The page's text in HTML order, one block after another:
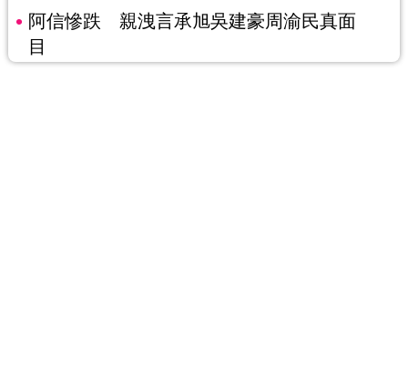
阿信慘跌 親洩言承旭吳建豪周渝民真面
目